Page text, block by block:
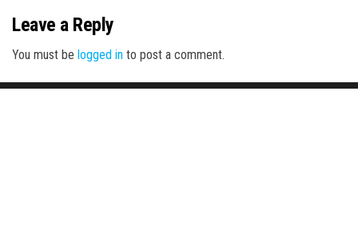
Leave a Reply
You must be logged in to post a comment.